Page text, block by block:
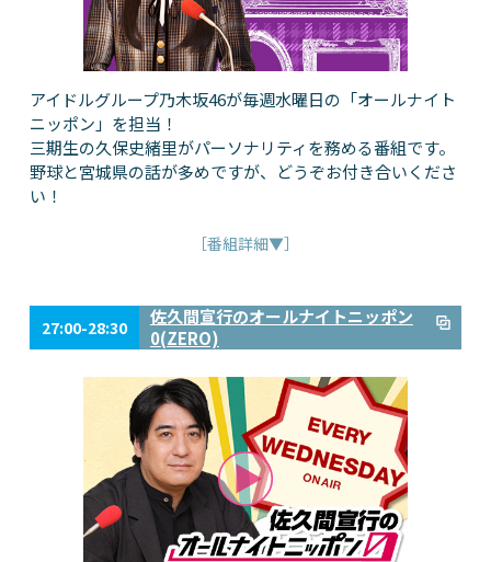
アイドルグループ乃木坂46が毎週水曜日の「オールナイト
ニッポン」を担当！
三期生の久保史緒里がパーソナリティを務める番組です。
野球と宮城県の話が多めですが、どうぞお付き合いくださ
い！
［番組詳細▼］
27:00-28:30
佐久間宣行のオールナイトニッポン
0(ZERO)